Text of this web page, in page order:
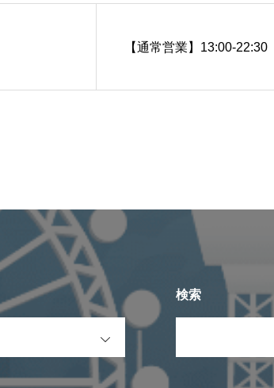
【通常営業】13:00-22:30
検索